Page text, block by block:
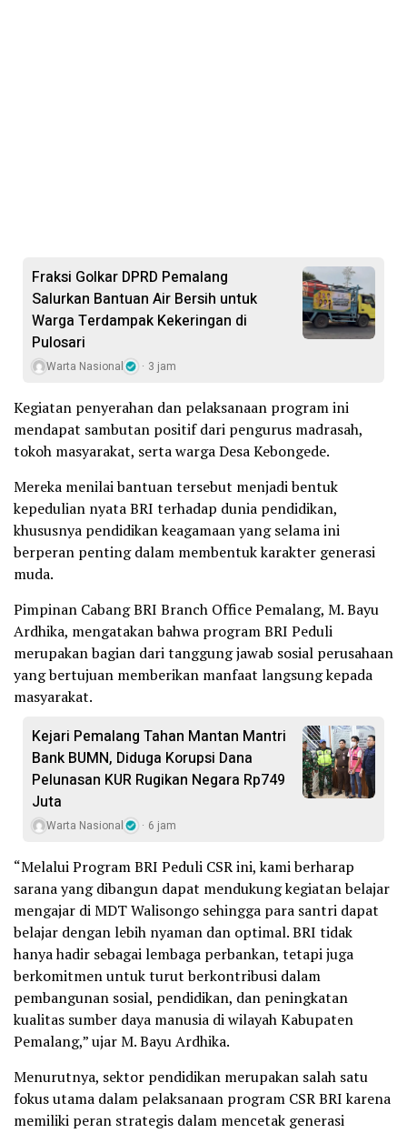
Fraksi Golkar DPRD Pemalang
Salurkan Bantuan Air Bersih untuk
Warga Terdampak Kekeringan di
Pulosari
Warta Nasional 3 jam
Kegiatan penyerahan dan pelaksanaan program ini
mendapat sambutan positif dari pengurus madrasah,
tokoh masyarakat, serta warga Desa Kebongede.
Mereka menilai bantuan tersebut menjadi bentuk
kepedulian nyata BRI terhadap dunia pendidikan,
khususnya pendidikan keagamaan yang selama ini
berperan penting dalam membentuk karakter generasi
muda.
Pimpinan Cabang BRI Branch Office Pemalang, M. Bayu
Ardhika, mengatakan bahwa program BRI Peduli
merupakan bagian dari tanggung jawab sosial perusahaan
yang bertujuan memberikan manfaat langsung kepada
masyarakat.
Kejari Pemalang Tahan Mantan Mantri
Bank BUMN, Diduga Korupsi Dana
Pelunasan KUR Rugikan Negara Rp749
Juta
Warta Nasional 6 jam
“Melalui Program BRI Peduli CSR ini, kami berharap
sarana yang dibangun dapat mendukung kegiatan belajar
mengajar di MDT Walisongo sehingga para santri dapat
belajar dengan lebih nyaman dan optimal. BRI tidak
hanya hadir sebagai lembaga perbankan, tetapi juga
berkomitmen untuk turut berkontribusi dalam
pembangunan sosial, pendidikan, dan peningkatan
kualitas sumber daya manusia di wilayah Kabupaten
Pemalang,” ujar M. Bayu Ardhika.
Menurutnya, sektor pendidikan merupakan salah satu
fokus utama dalam pelaksanaan program CSR BRI karena
memiliki peran strategis dalam mencetak generasi